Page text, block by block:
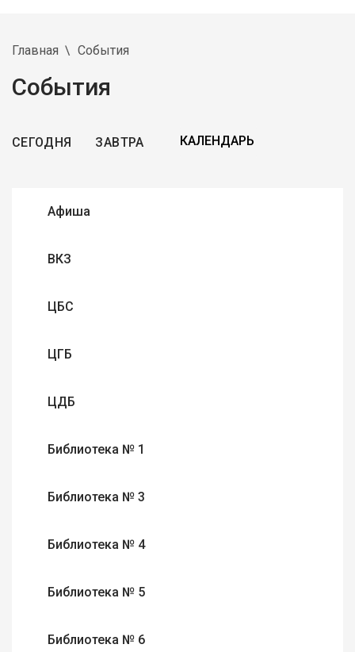
Главная События
События
СЕГОДНЯ ЗАВТРА
Афиша
ВКЗ
ЦБС
ЦГБ
ЦДБ
Библиотека № 1
Библиотека № 3
Библиотека № 4
Библиотека № 5
Библиотека № 6